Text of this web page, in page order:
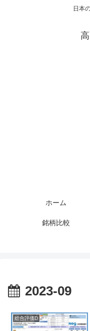
日本
ホーム
銘柄比較
2023-09
総合評価D